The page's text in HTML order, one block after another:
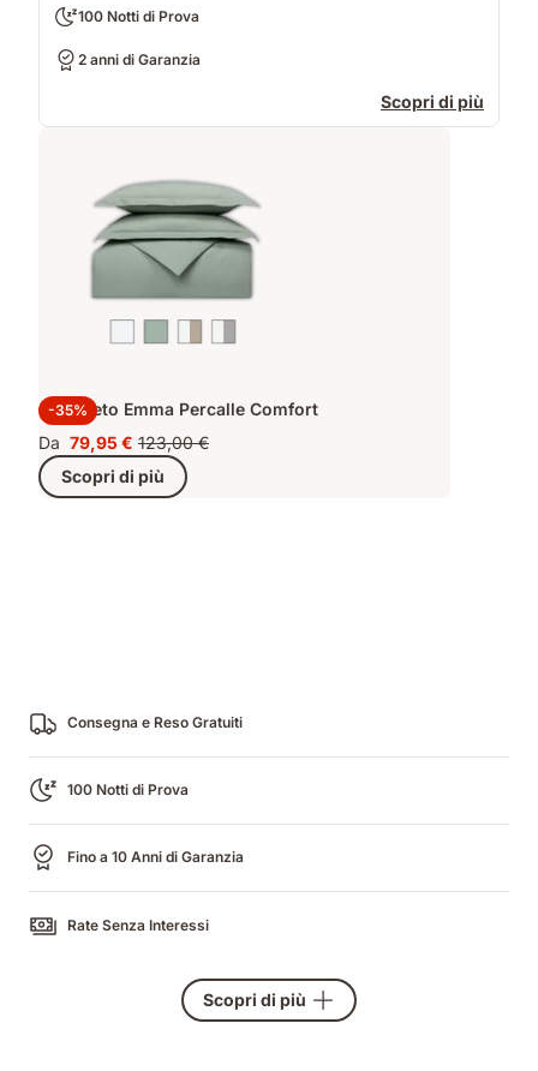
100 Notti di Prova
2 anni di Garanzia
Scopri di più
-35%
Completo Emma Percalle Comfort
Da Prezzo
79,95 €
79,95 € Prezzo
originale
123,00 €
123,00 €
Scopri di più
Consegna e Reso Gratuiti
100 Notti di Prova
Fino a 10 Anni di Garanzia
Rate Senza Interessi
Scopri di più